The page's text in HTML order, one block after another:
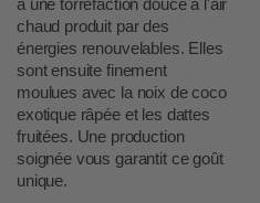
chaud produit par des
énergies renouvelables. Elles
sont ensuite finement
moulues avec la noix de coco
exotique râpée et les dattes
fruitées. Une production
soignée vous garantit ce goût
unique.